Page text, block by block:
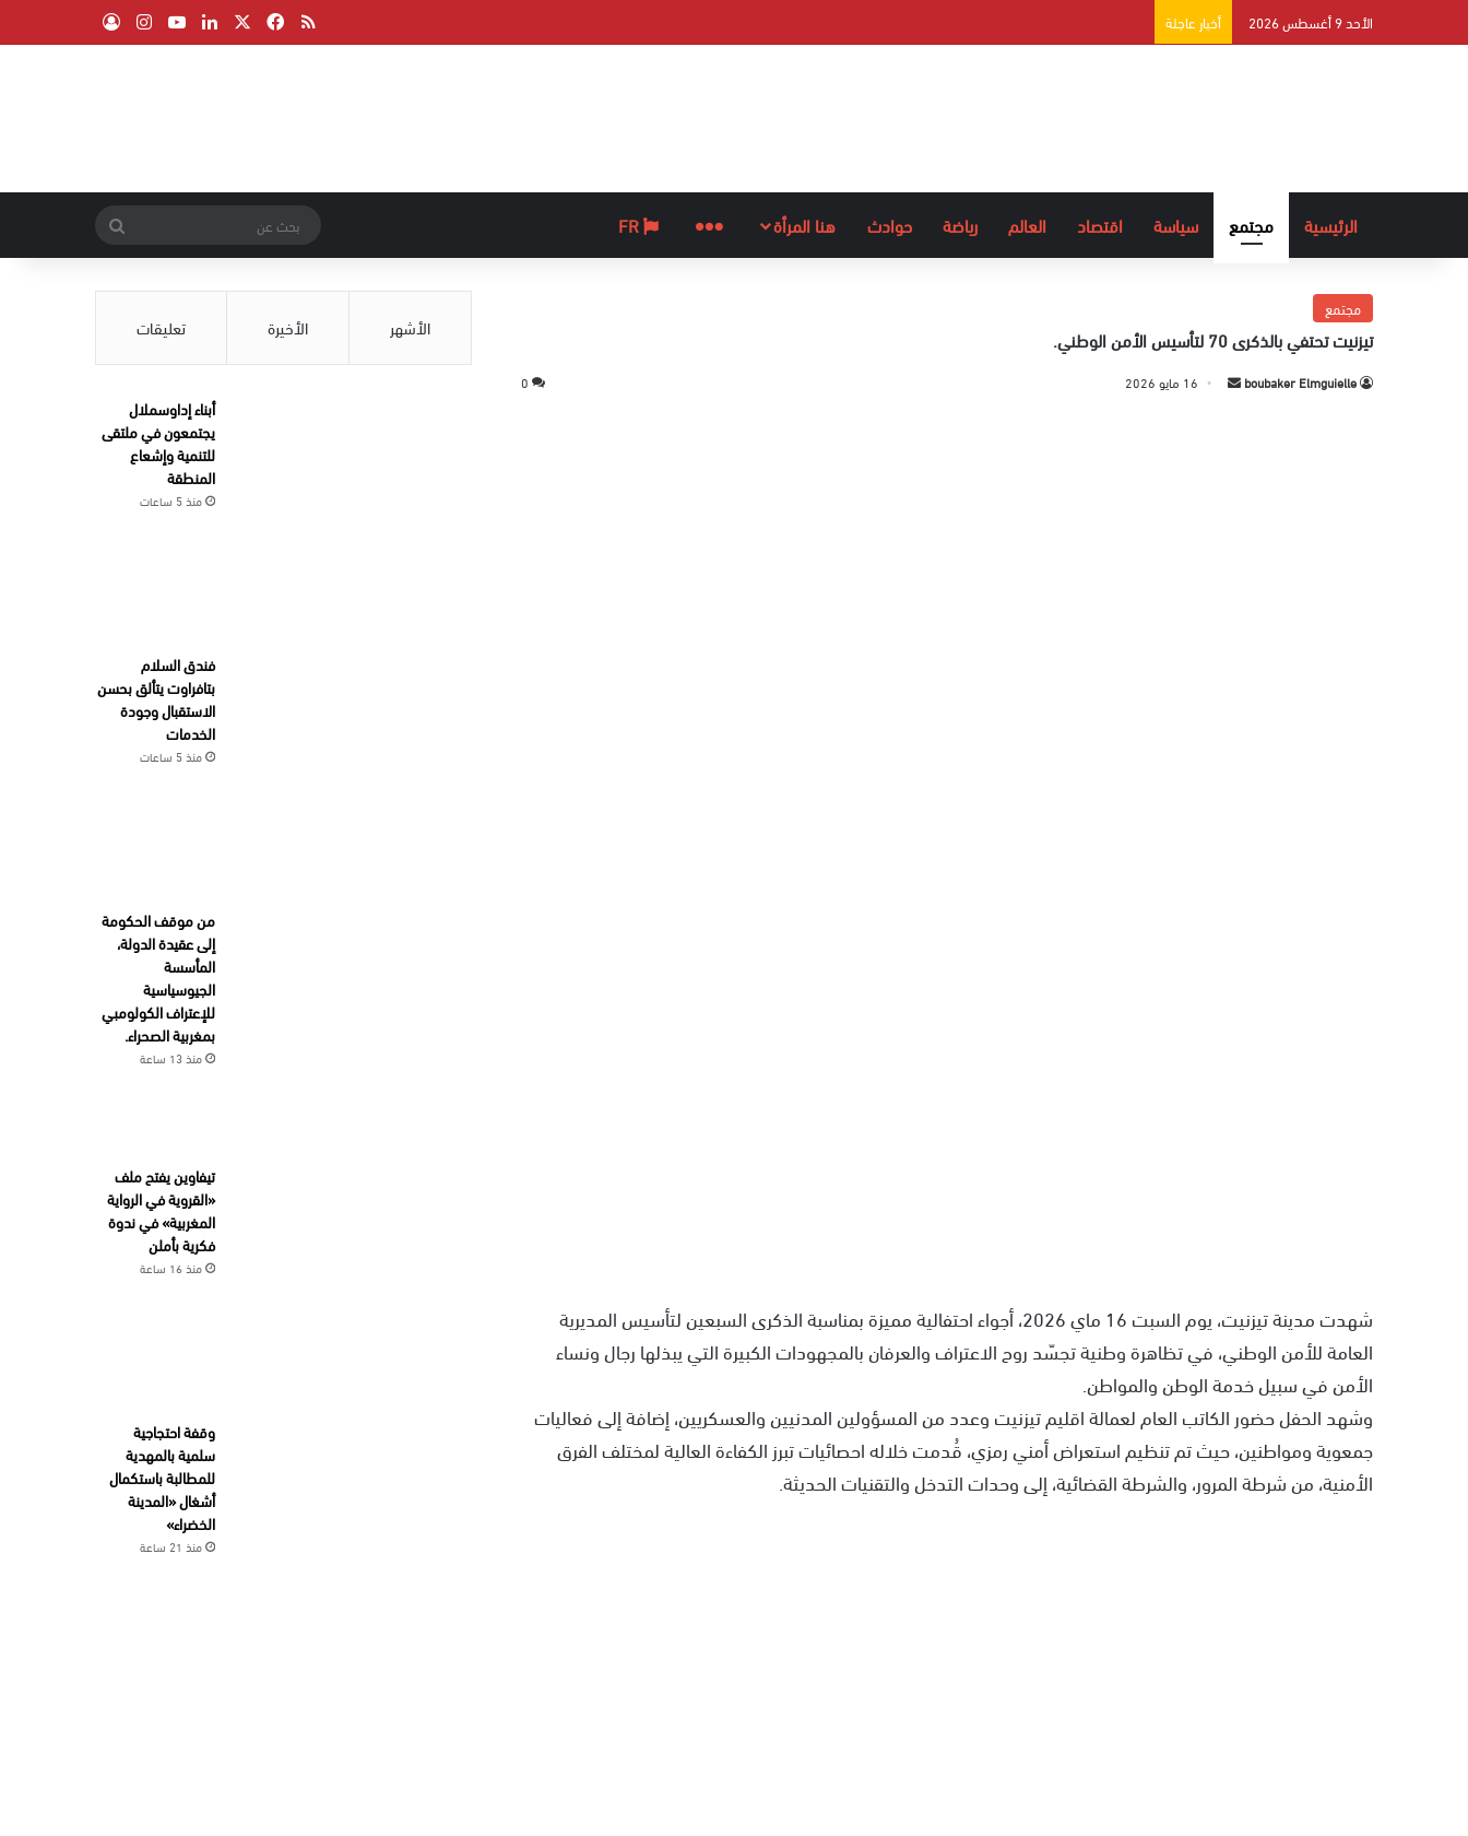
الأحد 9 أغسطس 2026 أخبار عاجلة ملخص الموقع RSS
فيسبوك لينكدإن ‫YouTube
انستقرام
الرئيسية مجتمع سياسة اقتصاد العالم رياضة حوادث هنا المرأة المزيد
عن
مجتمع
تيزنيت تحتفي بالذكرى 70 لتأسيس الأمن الوطني.
boubaker Elmguielle 16 مايو 2026 0
شهدت مدينة تيزنيت، يوم السبت 16 ماي 2026، أجواء احتفالية مميزة بمناسبة الذكرى السبعين لتأسيس المديرية
العامة للأمن الوطني، في تظاهرة وطنية تجسّد روح الاعتراف والعرفان بالمجهودات الكبيرة التي يبذلها رجال ونساء
الأمن في سبيل خدمة الوطن والمواطن.
وشهد الحفل حضور الكاتب العام لعمالة اقليم تيزنيت وعدد من المسؤولين المدنيين والعسكريين، إضافة إلى فعاليات
جمعوية ومواطنين، حيث تم تنظيم استعراض أمني رمزي، قُدمت خلاله احصائيات تبرز الكفاءة العالية لمختلف الفرق
الأمنية، من شرطة المرور، والشرطة القضائية، إلى وحدات التدخل والتقنيات الحديثة.
الأشهر الأخيرة تعليقات
أبناء إداوسملال
يجتمعون في ملتقى
للتنمية وإشعاع
المنطقة
منذ 5 ساعات
فندق السلام
بتافراوت يتألق بحسن
الاستقبال وجودة
الخدمات
منذ 5 ساعات
من موقف الحكومة
إلى عقيدة الدولة،
المأسسة
الجيوسياسية
للإعتراف الكولومبي
بمغربية الصحراء.
منذ 13 ساعة
تيفاوين يفتح ملف
«القروية في الرواية
المغربية» في ندوة
فكرية بأملن
منذ 16 ساعة
وقفة احتجاجية
سلمية بالمهدية
للمطالبة باستكمال
أشغال «المدينة
الخضراء»
منذ 21 ساعة